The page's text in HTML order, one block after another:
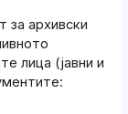
за архивски
лица (јавни и